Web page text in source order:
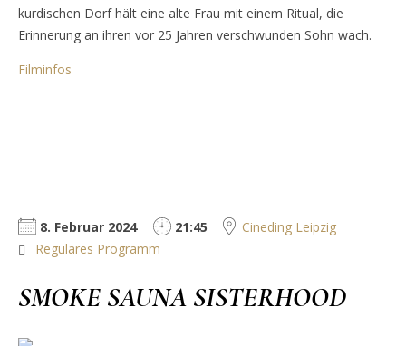
kurdischen Dorf hält eine alte Frau mit einem Ritual, die
Erinnerung an ihren vor 25 Jahren verschwunden Sohn wach.
Filminfos
8. Februar 2024 21:45
Cineding Leipzig
Reguläres Programm
SMOKE SAUNA SISTERHOOD